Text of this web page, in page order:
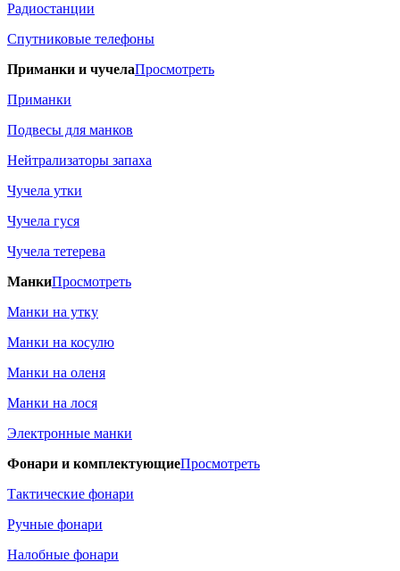
Радиостанции
Спутниковые телефоны
Приманки и чучелаПросмотреть
Приманки
Подвесы для манков
Нейтрализаторы запаха
Чучела утки
Чучела гуся
Чучела тетерева
МанкиПросмотреть
Манки на утку
Манки на косулю
Манки на оленя
Манки на лося
Электронные манки
Фонари и комплектующиеПросмотреть
Тактические фонари
Ручные фонари
Налобные фонари